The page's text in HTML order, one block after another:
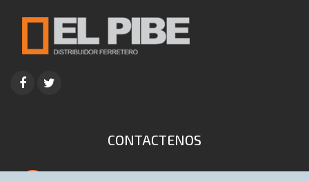
CONTACTENOS